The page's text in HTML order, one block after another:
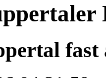
fast